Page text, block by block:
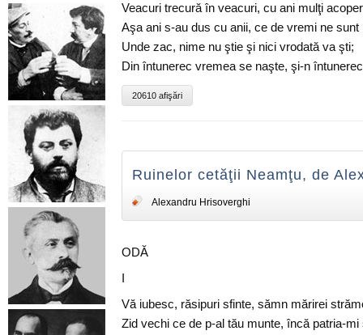
Veacuri trecură în veacuri, cu ani mulţi
Aşa ani s-au dus cu anii, ce de vremi ne sunt
Unde zac, nime nu ştie şi nici vrodată va şti;
Din întunerec vremea se naşte, şi-n
20610 afişări
Ruinelor cetăţii Neamţu, de
Alexandru Hrisoverghi
ODĂ
Vă iubesc, răsipuri sfinte, sămn mărirei
Zid vechi ce de p-al tău munte, încă patria-mi